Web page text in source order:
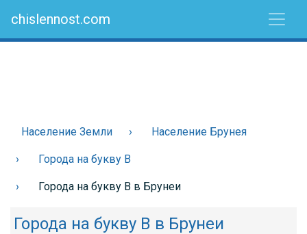
chislennost.com
Население Земли Население Брунея
Города на букву В
Города на букву В в Брунеи
Города на букву В в Брунеи